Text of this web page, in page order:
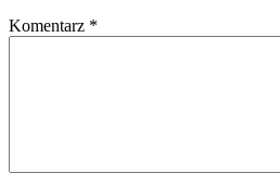
Komentarz *